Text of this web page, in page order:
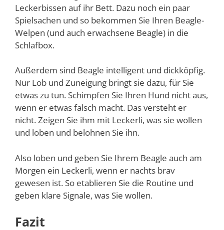
Leckerbissen auf ihr Bett. Dazu noch ein paar
Spielsachen und so bekommen Sie Ihren Beagle-
Welpen (und auch erwachsene Beagle) in die
Schlafbox.
Außerdem sind Beagle intelligent und dickköpfig.
Nur Lob und Zuneigung bringt sie dazu, für Sie
etwas zu tun. Schimpfen Sie Ihren Hund nicht aus,
wenn er etwas falsch macht. Das versteht er
nicht. Zeigen Sie ihm mit Leckerli, was sie wollen
und loben und belohnen Sie ihn.
Also loben und geben Sie Ihrem Beagle auch am
Morgen ein Leckerli, wenn er nachts brav
gewesen ist. So etablieren Sie die Routine und
geben klare Signale, was Sie wollen.
Fazit